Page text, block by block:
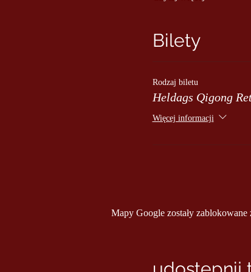
Bilety
Rodzaj biletu
Heldags Qigong
Więcej informacji
Mapy Google zostały